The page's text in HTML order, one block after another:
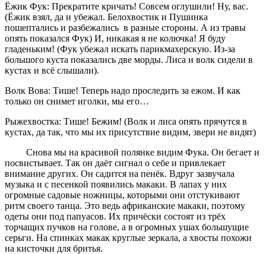
Ёжик Фук: Прекратите кричать! Совсем оглушили! Ну, вас.
(Ёжик взял, да и убежал. Белохвостик и Пушинка
пошептались и разбежались в разные стороны. А из травы
опять показался Фук) И, никакая я не колючка! Я буду
гладеньким! (Фук убежал искать парикмахерскую. Из-за
большого куста показались две морды. Лиса и волк сидели в
кустах и всё слышали).
Волк Вова: Тише! Теперь надо проследить за ежом. И как
только он снимет иголки, мы его…
Рыжехвостка: Тише! Бежим! (Волк и лиса опять прячутся в
кустах, да так, что мы их присутствие видим, звери не видят)
Снова мы на красивой полянке видим Фука. Он бегает и
посвистывает. Так он даёт сигнал о себе и привлекает
внимание других. Он садится на пенёк. Вдруг зазвучала
музыка и с песенкой появились макаки. В лапах у них
огромные садовые ножницы, которыми они отстукивают
ритм своего танца. Это ведь африканские макаки, поэтому
одеты они под папуасов. Их причёски состоят из трёх
торчащих пучков на голове, а в огромных ушах большущие
серьги. На спинках макак круглые зеркала, а хвосты похожи
на кисточки для бритья.